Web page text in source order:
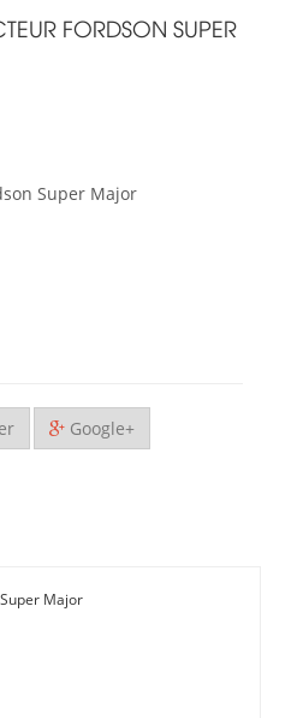
FORDSON SUPER
Super Major
Google+
Major